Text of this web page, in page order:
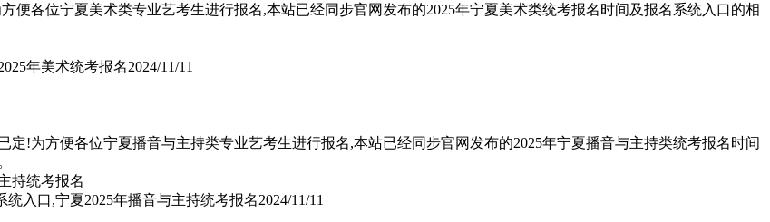
便各位宁夏美术类专业艺考生进行报名,本站已经同步官网发布的2025年宁夏美术类统考报名时间及报名系统入口的相
年美术统考报名2024/11/11
!为方便各位宁夏播音与主持类专业艺考生进行报名,本站已经同步官网发布的2025年宁夏播音与主持类统考报名时间
入口,宁夏2025年播音与主持统考报名2024/11/11